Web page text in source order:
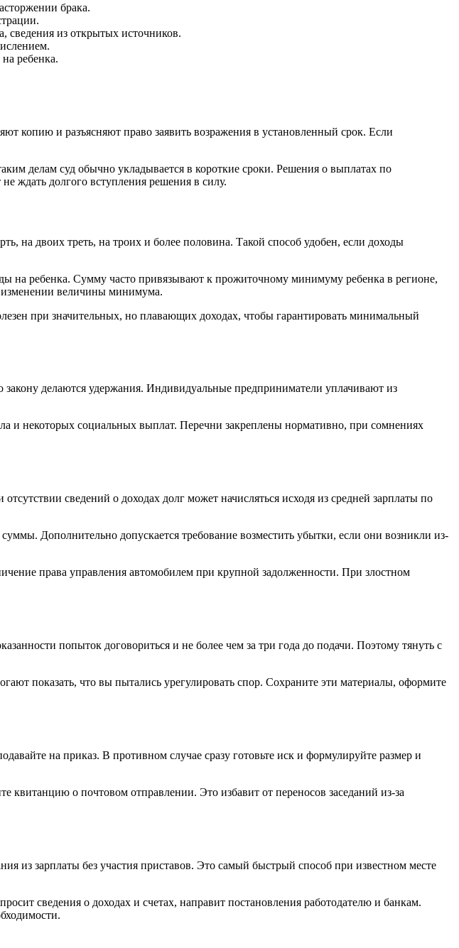
брака.
сведения из открытых источников.
ребенка.
копию и разъясняют право заявить возражения в установленный срок. Если
делам суд обычно укладывается в короткие сроки. Решения о выплатах по
ждать долгого вступления решения в силу.
на двоих треть, на троих и более половина. Такой способ удобен, если доходы
на ребенка. Сумму часто привязывают к прожиточному минимуму ребенка в регионе,
изменении величины минимума.
при значительных, но плавающих доходах, чтобы гарантировать минимальный
делаются удержания. Индивидуальные предприниматели уплачивают из
и некоторых социальных выплат. Перечни закреплены нормативно, при сомнениях
сведений о доходах долг может начисляться исходя из средней зарплаты по
Дополнительно допускается требование возместить убытки, если они возникли из-
права управления автомобилем при крупной задолженности. При злостном
попыток договориться и не более чем за три года до подачи. Поэтому тянуть с
показать, что вы пытались урегулировать спор. Сохраните эти материалы, оформите
на приказ. В противном случае сразу готовьте иск и формулируйте размер и
квитанцию о почтовом отправлении. Это избавит от переносов заседаний из‑за
из зарплаты без участия приставов. Это самый быстрый способ при известном месте
сведения о доходах и счетах, направит постановления работодателю и банкам.